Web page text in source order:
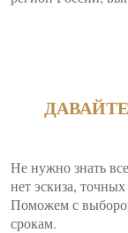
Не нужно знать
нет эскиза,
Поможем с
срокам.